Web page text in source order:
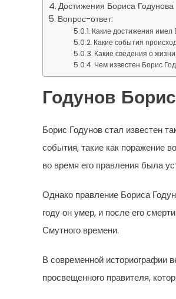
Достижения Бориса Годунова
Вопрос-ответ:
Какие достижения имел
Какие события
Какие сведения о
Чем известен Борис
Годунов
Борис Годунов стал известен
события, такие как поражение
во время его правления была
Однако правление Бориса
году он умер, и после его
Смутного времени.
В современной историографии
просвещенного правителя,